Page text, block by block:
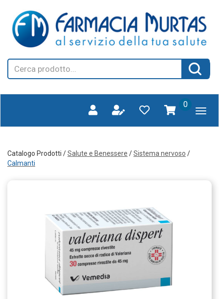
contenuto
principale
SCANO
Cerca
Prodotto
0prodotti
inseriti
Catalogo Prodotti /Salute e Benessere /Sistema nervoso /
Calmanti